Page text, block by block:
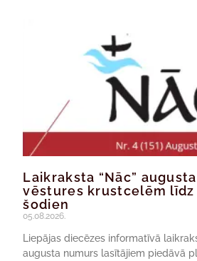
Laikraksta “Nāc”
vēstures krustcelēm
šodien
05.08.2026.
Liepājas diecēzes informatīvā
augusta numurs lasītājiem piedāvā